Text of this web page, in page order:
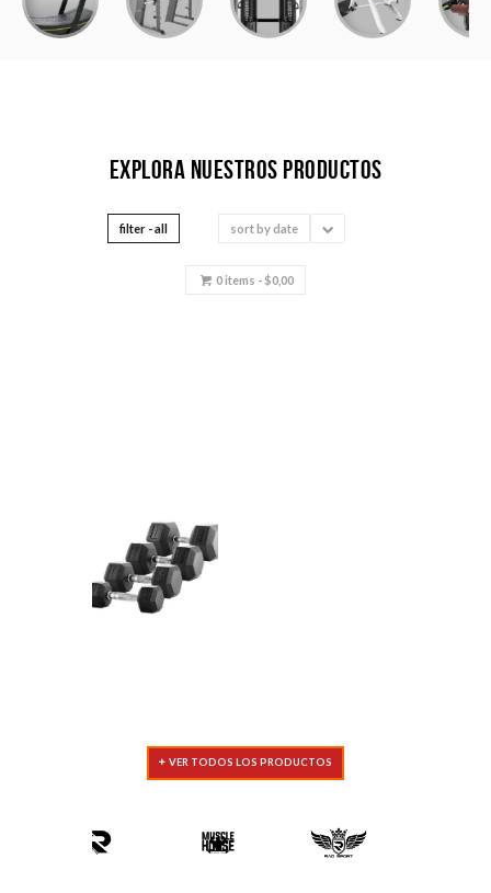
Explora nuestros productos
filter - all sort bydate
0 items - $0,00
VER TODOS LOS PRODUCTOS